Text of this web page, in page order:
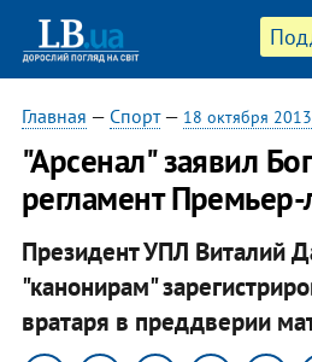
Главная — Спорт— 18 октября 2013
"Арсенал" заявил
регламент Премьер-
Президент УПЛ Виталий
"канонирам"
вратаря в преддверии